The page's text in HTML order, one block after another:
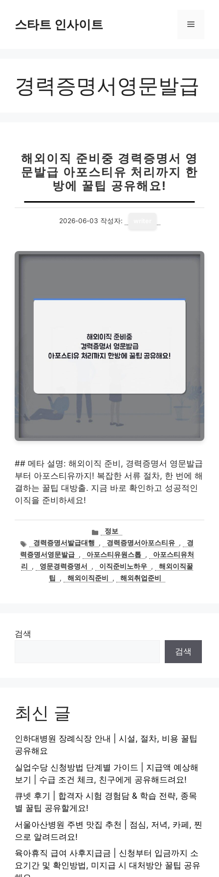
스타트 인사이트 메
경력증명서영문발급
해외이직 준비중 경력증명서 영
문발급 아포스티유 처리까지 한
방에 꿀팁 공유해요!
2026-06-03 작성자:
## 메타 설명: 해외이직 준비, 경력증명서 영문발급
부터 아포스티유까지! 복잡한 서류 절차, 한 번에 해
결하는 꿀팁 대방출. 지금 바로 확인하고 성공적인
이직을 준비하세요!
카
테
고
리
정보
태
그
경력증명서발급대행 , 경력증명서아포스티유 ,
경
력증명서영문발급 , 아포스티유원스톱 ,
아포스티유처
리
, 영문경력증명서 , 이직준비노하우 ,
해외이직꿀
팁
, 해외이직준비 , 해외취업준비
검색
검색
최신 글
인하대병원 장례식장 안내 | 시설, 절차, 비용 꿀팁
공유해요
실업수당 신청방법 단계별 가이드 | 지급액 예상해
보기 | 수급 조건 체크, 친구에게 공유해드려요!
큐넷 후기 | 합격자 시험 경험담 & 학습 전략, 종목
별 꿀팁 공유할게요!
서울아산병원 주변 맛집 추천 | 점심, 저녁, 카페, 찐
으로 알려드려요!
육아휴직 급여 사후지급금 | 신청부터 입금까지 소
요기간 및 확인방법, 미지급 시 대처방안 꿀팁 공유